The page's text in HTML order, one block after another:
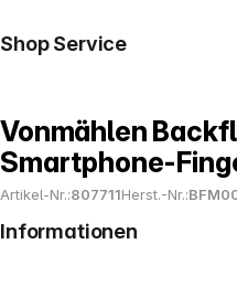
Vonmählen
Smartphone-
Artikel-Nr.:807711Herst.-Nr.:
Shop Service
Informationen